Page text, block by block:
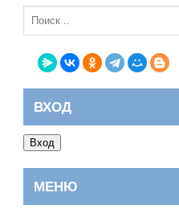
ВХОД
Вход
МЕНЮ